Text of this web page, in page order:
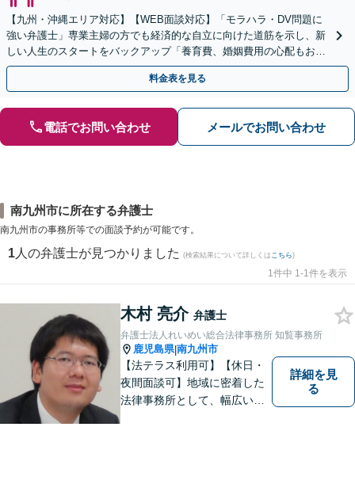
【九州・沖縄エリア対応】【WEB面談対応】「モラハラ・DV問題に
強い弁護士」専業主婦の方でも経済的な自立に向けた道筋を示し、新
しい人生のスタートをバックアップ「養育費、婚姻費用の心配もお任
せ」経営者特有の離婚問題に対応【休日・夜間相談可】
料金表を見る
電話でお問い合わせ メールでお問い合わせ
南九州市に所在する弁護士
南九州市の事務所等での面談予約が可能です。
1 人の弁護士が見つかりました (検索結果について詳しくは こちら)
1件中 1-1件を表示
木村 亮介 弁護士
弁護士法人れいめい総合法律事務所 知覧事務所
鹿児島県|南九州市
【法テラス利用可】【休日・
夜間面談可】地域に密着した
法律事務所として、幅広い分
詳細を見
る